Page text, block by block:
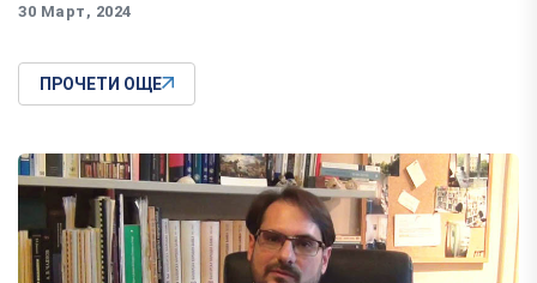
30 Март, 2024
ПРОЧЕТИ ОЩЕ